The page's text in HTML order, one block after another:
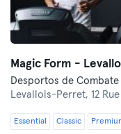
Magic Form -
Levallois-Perret, 12
Essential Classic